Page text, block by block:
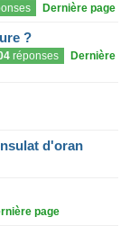
Dernière page
?
réponses
Dernière
d'oran
page